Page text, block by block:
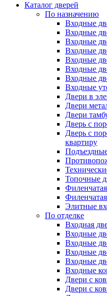
Каталог дверей
По назначению
Входные
Входные
Входные
Входные
Входные
Входные
Входные
Входные
Двери в
Двери
Двери
Дверь с
Дверь с
квартиру
Топочные
Элитные
По отделке
Входная
Входные
Входные
Входные
Входные
Входные
Двери с
Двери с